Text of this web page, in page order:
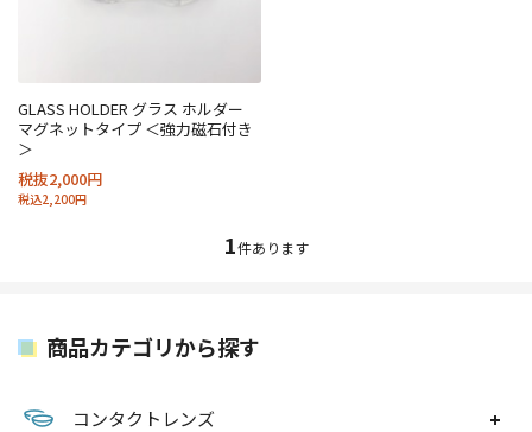
GLASS HOLDER グラス ホルダー
マグネットタイプ ＜強力磁石付き
＞
税抜2,000円
税込2,200円
1件あります
商品カテゴリから探す
コンタクトレンズ